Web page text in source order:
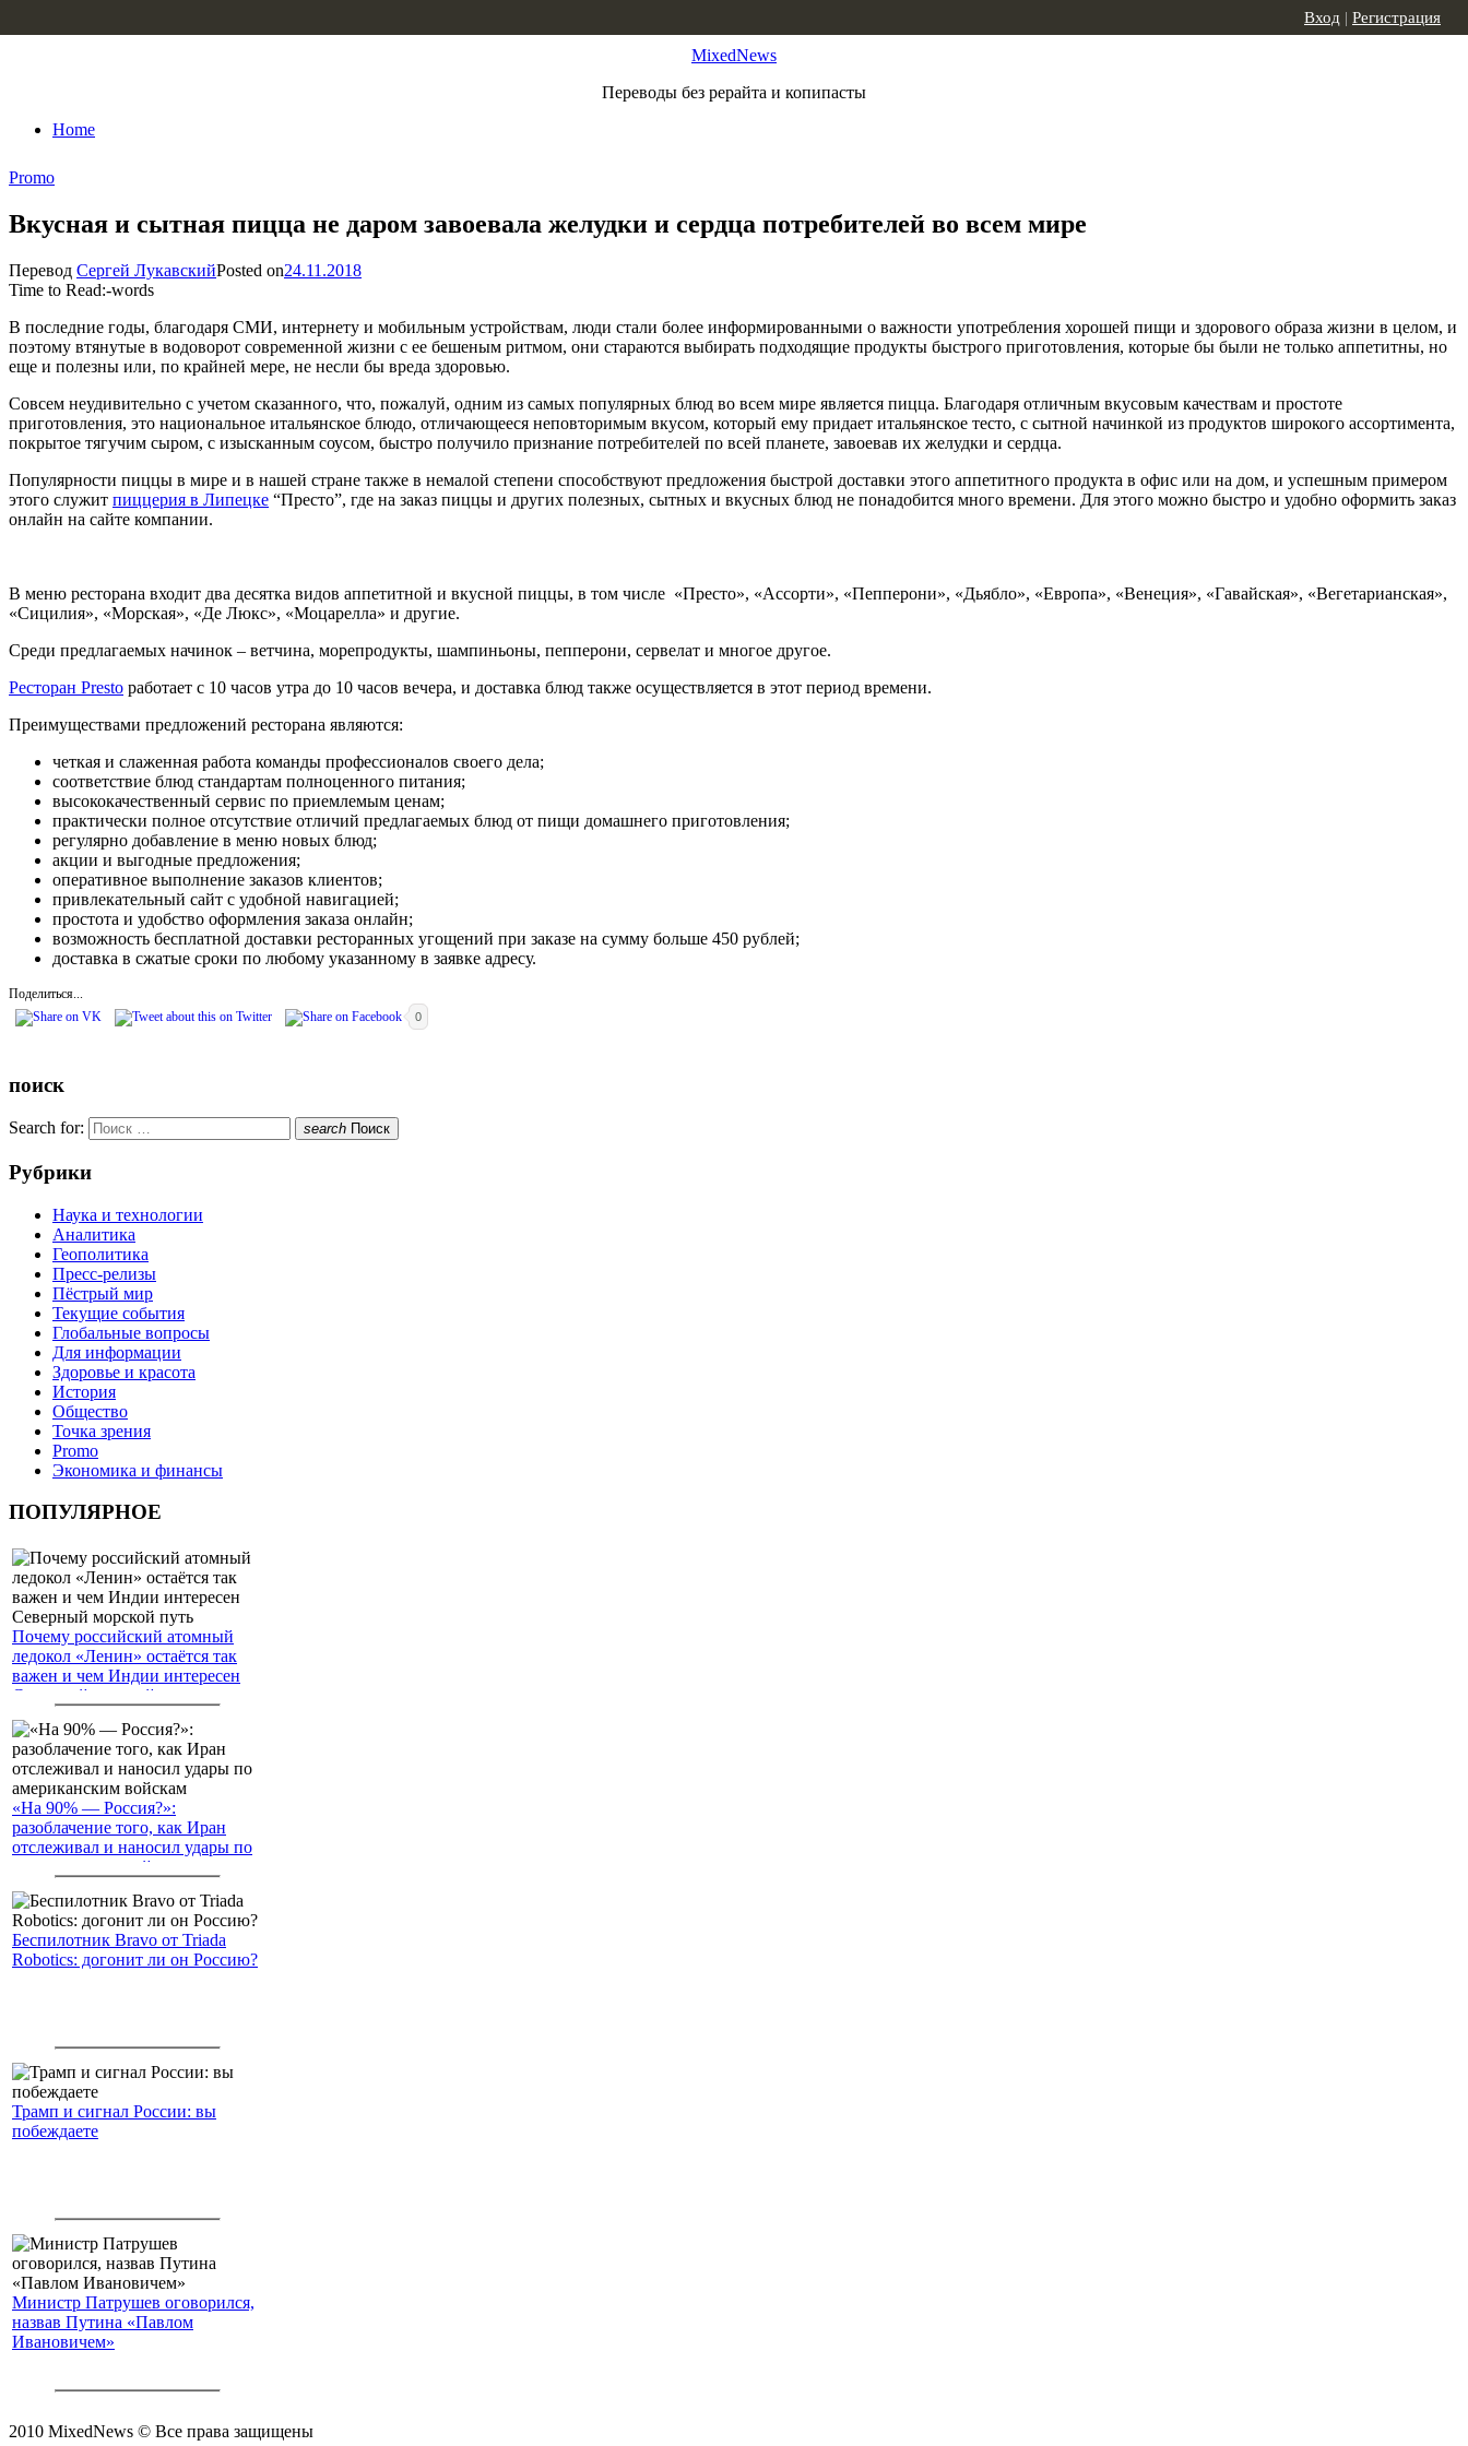
MixedNews
Переводы без рерайта и копипасты
Home
Вход | Регистрация
Promo
Вкусная и сытная пицца не даром завоевала желудки и сердца потребителей во всем мире
Перевод Сергей ЛукавскийPosted on24.11.2018
Time to Read:-words
В последние годы, благодаря СМИ, интернету и мобильным устройствам, люди стали более информированными о важности употребления хорошей пищи и здорового образа жизни в целом, и
поэтому втянутые в водоворот современной жизни с ее бешеным ритмом, они стараются выбирать подходящие продукты быстрого приготовления, которые бы были не только аппетитны, но
еще и полезны или, по крайней мере, не несли бы вреда здоровью.
Совсем неудивительно с учетом сказанного, что, пожалуй, одним из самых популярных блюд во всем мире является пицца. Благодаря отличным вкусовым качествам и простоте
приготовления, это национальное итальянское блюдо, отличающееся неповторимым вкусом, который ему придает итальянское тесто, с сытной начинкой из продуктов широкого ассортимента,
покрытое тягучим сыром, с изысканным соусом, быстро получило признание потребителей по всей планете, завоевав их желудки и сердца.
Популярности пиццы в мире и в нашей стране также в немалой степени способствуют предложения быстрой доставки этого аппетитного продукта в офис или на дом, и успешным примером
этого служит пиццерия в Липецке “Престо”, где на заказ пиццы и других полезных, сытных и вкусных блюд не понадобится много времени. Для этого можно быстро и удобно оформить заказ
онлайн на сайте компании.
В меню ресторана входит два десятка видов аппетитной и вкусной пиццы, в том числе «Престо», «Ассорти», «Пепперони», «Дьябло», «Европа», «Венеция», «Гавайская», «Вегетарианская»,
«Сицилия», «Морская», «Де Люкс», «Моцарелла» и другие.
Среди предлагаемых начинок – ветчина, морепродукты, шампиньоны, пепперони, сервелат и многое другое.
Ресторан Presto работает с 10 часов утра до 10 часов вечера, и доставка блюд также осуществляется в этот период времени.
Преимуществами предложений ресторана являются:
четкая и слаженная работа команды профессионалов своего дела;
соответствие блюд стандартам полноценного питания;
высококачественный сервис по приемлемым ценам;
практически полное отсутствие отличий предлагаемых блюд от пищи домашнего приготовления;
регулярно добавление в меню новых блюд;
акции и выгодные предложения;
оперативное выполнение заказов клиентов;
привлекательный сайт с удобной навигацией;
простота и удобство оформления заказа онлайн;
возможность бесплатной доставки ресторанных угощений при заказе на сумму больше 450 рублей;
доставка в сжатые сроки по любому указанному в заявке адресу.
Поделиться...
0
поиск
Search for: search Поиск
Рубрики
Наука и технологии
Аналитика
Геополитика
Пресс-релизы
Пёстрый мир
Текущие события
Глобальные вопросы
Для информации
Здоровье и красота
История
Общество
Точка зрения
Promo
Экономика и финансы
ПОПУЛЯРНОЕ
Почему российский атомный
ледокол «Ленин» остаётся так
важен и чем Индии интересен
Северный морской путь
«На 90% — Россия?»:
разоблачение того, как Иран
отслеживал и наносил удары по
американским войскам
Беспилотник Bravo от Triada
Robotics: догонит ли он Россию?
Трамп и сигнал России: вы
побеждаете
Министр Патрушев оговорился,
назвав Путина «Павлом
Ивановичем»
2010 MixedNews © Все права защищены